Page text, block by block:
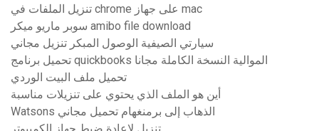
تنزيل الملفات في chrome على جهاز mac
سوبر ماريو ميكر amibo file download
سيارتي الصيفية الوصول المبكر تنزيل مجاني
تحميل برنامج quickbooks الموالية النسخة الكاملة مجانا
تحميل ملف البيت الوردي
أين هو الملف الذي يحتوي على تنزيلات مناسبة
Watsons الذهاب إلى برمنغهام تحميل مجاني